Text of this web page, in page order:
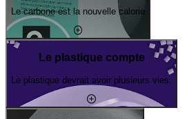
Le carbone est la nouvelle calorie
Le plastique compte
Le plastique devrait avoir plusieurs vies.